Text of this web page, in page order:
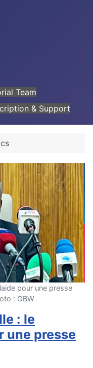
Team
& Support
pour une presse
: GBW
: le
une presse